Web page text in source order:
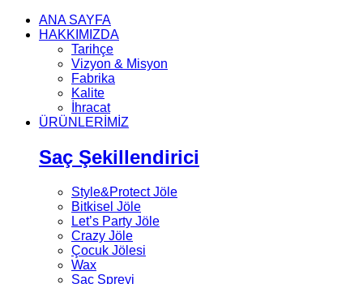
ANA SAYFA
HAKKIMIZDA
Tarihçe
Vizyon & Misyon
Fabrika
Kalite
İhracat
ÜRÜNLERİMİZ
Saç Şekillendirici
Style&Protect Jöle
Bitkisel Jöle
Let’s Party Jöle
Crazy Jöle
Çocuk Jölesi
Wax
Saç Spreyi